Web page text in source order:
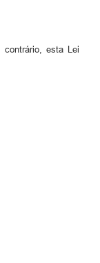
contrário, esta Lei